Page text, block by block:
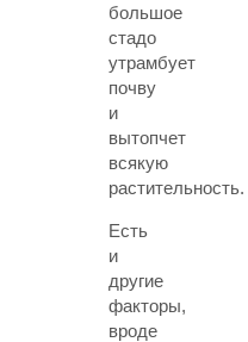
большое
стадо
утрамбует
почву
и
вытопчет
всякую
растительность.
Есть
и
другие
факторы,
вроде